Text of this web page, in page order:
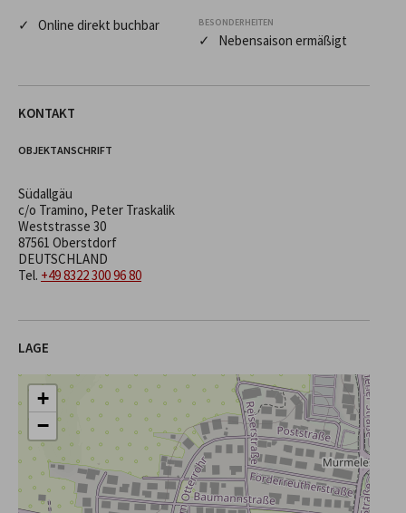
✓ Online direkt buchbar
BESONDERHEITEN
✓ Nebensaison ermäßigt
KONTAKT
OBJEKTANSCHRIFT
Südallgäu
c/o Tramino, Peter Traskalik
Weststrasse 30
87561 Oberstdorf
DEUTSCHLAND
Tel. +49 8322 300 96 80
LAGE
+
−